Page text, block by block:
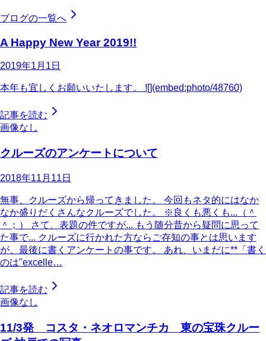
ブログの一覧へ
A Happy New Year 2019!!
2019年1月1日
本年も宜しくお願いいたします。 ![](embed:photo/48760)
記事を読む
画像なし
クルーズのアンケートについて
2018年11月11日
無事、クルーズから帰ってきました。 今回もネタ的にはなか
なか盛りだくさんなクルーズでした。 ※良くも悪くも...（＾
＾；） さて、表題の件ですが... もう随分昔から疑問に思って
た事で... クルーズに行かれた方ならご存知の事とは思います
が、最後に書くアンケートの事です。 あれ、いまだに**「書く
のは"excelle…
記事を読む
画像なし
11/3発 コスタ・ネオロマンチカ 東の宝珠クルー